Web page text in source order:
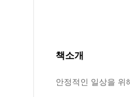
책소개
안정적인 일상을 위